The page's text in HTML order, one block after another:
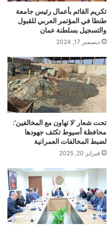
تكريم القائم بأعمال رئيس جامعة
طنطا في المؤتمر العربي للقبول
والتسجيل بسلطنة عمان
ديسمبر 17, 2024
تحت شعار ‘لا تهاون مع المخالفين’:
محافظة أسيوط تكثف جهودها
لضبط المخالفات العمرانية
فبراير 20, 2025